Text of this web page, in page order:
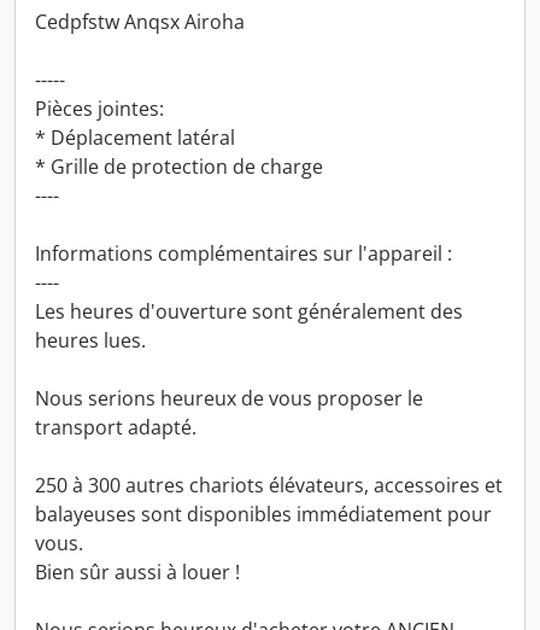
Cedpfstw Anqsx Airoha
-----
Pièces jointes:
* Déplacement latéral
* Grille de protection de charge
----
Informations complémentaires sur l'appareil :
----
Les heures d'ouverture sont généralement des
heures lues.
Nous serions heureux de vous proposer le
transport adapté.
250 à 300 autres chariots élévateurs, accessoires et
balayeuses sont disponibles immédiatement pour
vous.
Bien sûr aussi à louer !